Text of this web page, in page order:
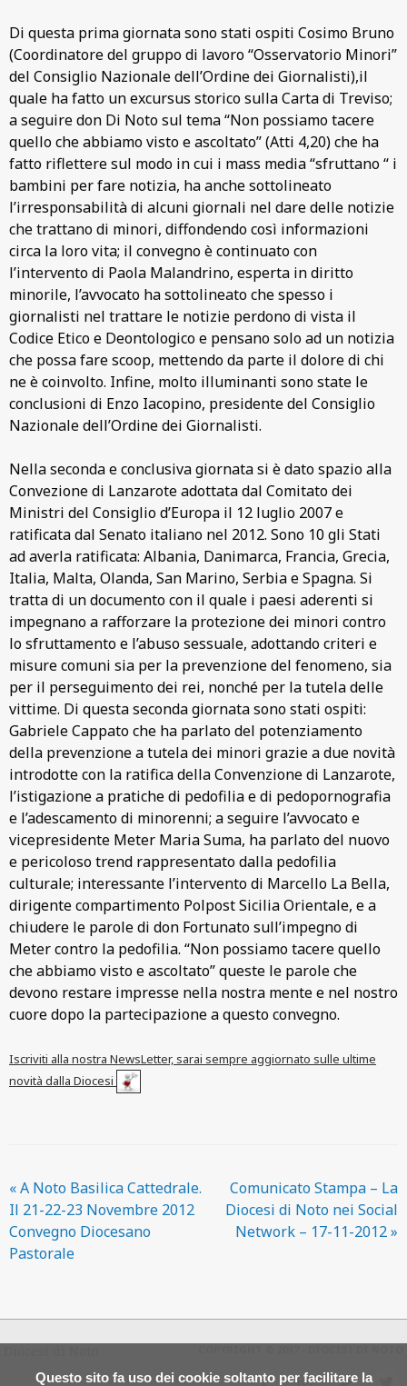
Questo sito fa uso dei cookie soltanto per facilitare la
Di questa prima giornata sono stati ospiti Cosimo Bruno
(Coordinatore del gruppo di lavoro “Osservatorio Minori”
del Consiglio Nazionale dell’Ordine dei Giornalisti),il
quale ha fatto un excursus storico sulla Carta di Treviso;
a seguire don Di Noto sul tema “Non possiamo tacere
quello che abbiamo visto e ascoltato” (Atti 4,20) che ha
fatto riflettere sul modo in cui i mass media “sfruttano “ i
bambini per fare notizia, ha anche sottolineato
l’irresponsabilità di alcuni giornali nel dare delle notizie
che trattano di minori, diffondendo così informazioni
circa la loro vita; il convegno è continuato con
l’intervento di Paola Malandrino, esperta in diritto
minorile, l’avvocato ha sottolineato che spesso i
giornalisti nel trattare le notizie perdono di vista il
Codice Etico e Deontologico e pensano solo ad un notizia
che possa fare scoop, mettendo da parte il dolore di chi
ne è coinvolto. Infine, molto illuminanti sono state le
conclusioni di Enzo Iacopino, presidente del Consiglio
Nazionale dell’Ordine dei Giornalisti.
Nella seconda e conclusiva giornata si è dato spazio alla
Convezione di Lanzarote adottata dal Comitato dei
Ministri del Consiglio d’Europa il 12 luglio 2007 e
ratificata dal Senato italiano nel 2012. Sono 10 gli Stati
ad averla ratificata: Albania, Danimarca, Francia, Grecia,
Italia, Malta, Olanda, San Marino, Serbia e Spagna. Si
tratta di un documento con il quale i paesi aderenti si
impegnano a rafforzare la protezione dei minori contro
lo sfruttamento e l’abuso sessuale, adottando criteri e
misure comuni sia per la prevenzione del fenomeno, sia
per il perseguimento dei rei, nonché per la tutela delle
vittime. Di questa seconda giornata sono stati ospiti:
Gabriele Cappato che ha parlato del potenziamento
della prevenzione a tutela dei minori grazie a due novità
introdotte con la ratifica della Convenzione di Lanzarote,
l’istigazione a pratiche di pedofilia e di pedopornografia
e l’adescamento di minorenni; a seguire l’avvocato e
vicepresidente Meter Maria Suma, ha parlato del nuovo
e pericoloso trend rappresentato dalla pedofilia
culturale; interessante l’intervento di Marcello La Bella,
dirigente compartimento Polpost Sicilia Orientale, e a
chiudere le parole di don Fortunato sull’impegno di
Meter contro la pedofilia. “Non possiamo tacere quello
che abbiamo visto e ascoltato” queste le parole che
devono restare impresse nella nostra mente e nel nostro
cuore dopo la partecipazione a questo convegno.
Iscriviti alla nostra NewsLetter, sarai sempre aggiornato sulle ultime
novità dalla Diocesi
«A Noto Basilica Cattedrale.
Il 21-22-23 Novembre 2012
Convegno Diocesano
Pastorale
Comunicato Stampa – La
Diocesi di Noto nei Social
Network – 17-11-2012»